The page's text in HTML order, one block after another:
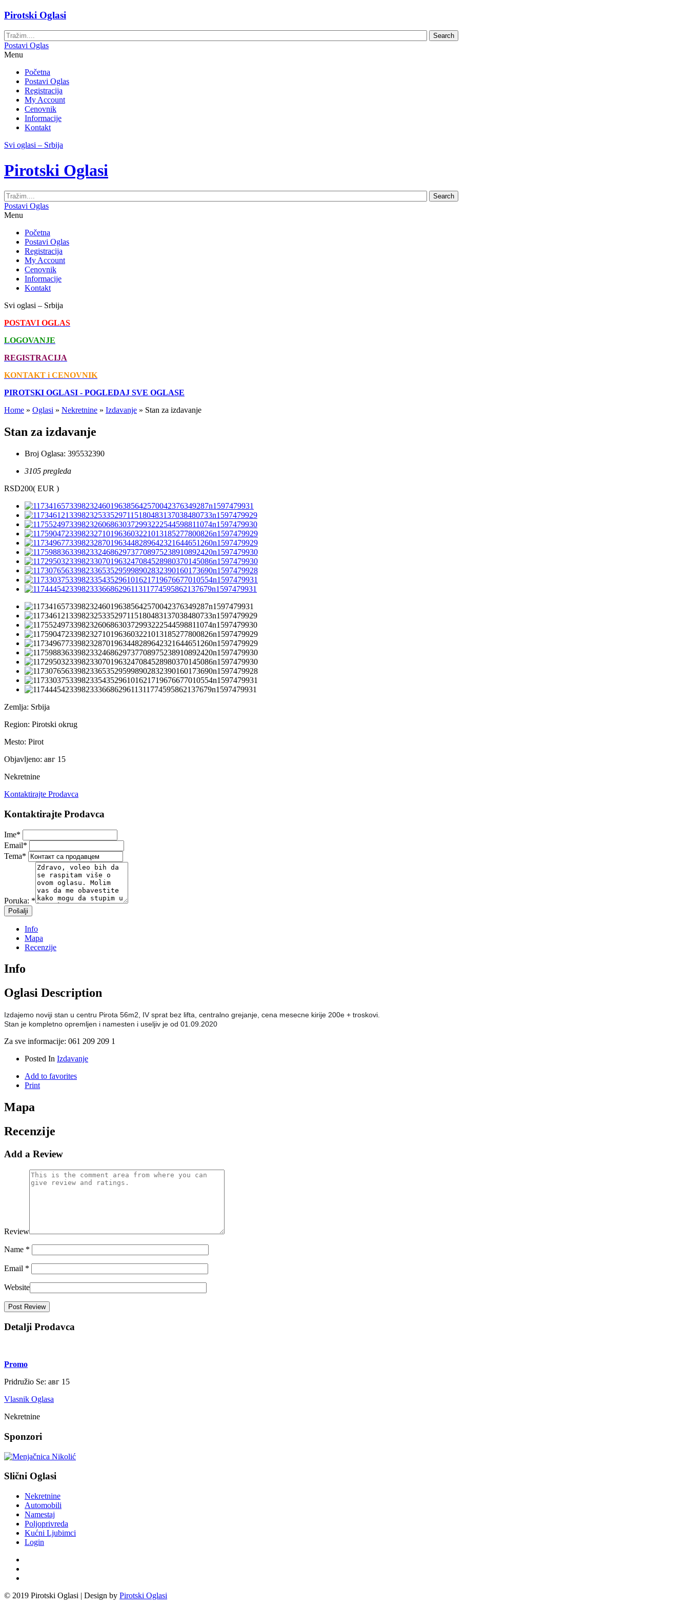
Pirotski Oglasi
Postavi Oglas
Menu
Početna
Postavi Oglas
Registracija
My Account
Cenovnik
Informacije
Kontakt
Svi oglasi – Srbija
Pirotski Oglasi
Postavi Oglas
Menu
Početna
Postavi Oglas
Registracija
My Account
Cenovnik
Informacije
Kontakt
Svi oglasi – Srbija
POSTAVI OGLAS
LOGOVANJE
REGISTRACIJA
KONTAKT i CENOVNIK
PIROTSKI OGLASI - POGLEDAJ SVE OGLASE
Home » Oglasi » Nekretnine » Izdavanje » Stan za izdavanje
Stan za izdavanje
Broj Oglasa: 395532390
3105 pregleda
RSD200( EUR )
Zemlja: Srbija
Region: Pirotski okrug
Mesto: Pirot
Objavljeno: авг 15
Nekretnine
Kontaktirajte Prodavca
Kontaktirajte Prodavca
Ime*
Email*
Tema*
Poruka: *
Info
Mapa
Recenzije
Info
Oglasi Description
Izdajemo noviji stan u centru Pirota 56m2, IV sprat bez lifta, centralno grejanje, cena mesecne kirije 200e + troskovi.
Stan je kompletno opremljen i namesten i useljiv je od 01.09.2020
Za sve informacije: 061 209 209 1
Posted In Izdavanje
Add to favorites
Print
Mapa
Recenzije
Add a Review
Review
Name *
Email *
Website
Detalji Prodavca
Promo
Pridružio Se: авг 15
Vlasnik Oglasa
Nekretnine
Sponzori
Slični Oglasi
Nekretnine
Automobili
Namestaj
Poljoprivreda
Kućni Ljubimci
Login
© 2019 Pirotski Oglasi | Design by Pirotski Oglasi